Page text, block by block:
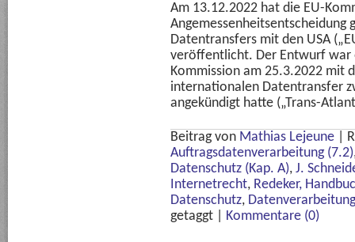
Am 13.12.2022 hat die EU-
Angemessenheitsentscheidung
Datentransfers mit den USA
veröffentlicht. Der Entwurf war
Kommission am 25.3.2022 mit
internationalen Datentransfer
angekündigt hatte („Trans-
Beitrag von Mathias Lejeune
Auftragsdatenverarbeitung (7.2)
Datenschutz (Kap. A), J.
Internetrecht, Redeker,
Datenschutz, Datenverarbeitung
getaggt
Kommentare (0)